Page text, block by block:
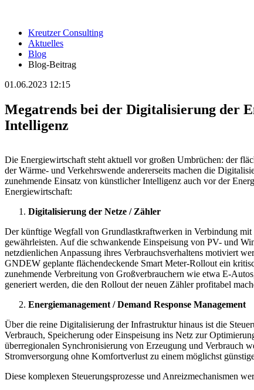
Kreutzer Consulting
Aktuelles
Blog
Blog-Beitrag
01.06.2023 12:15
Megatrends bei der Digitalisierung der
Intelligenz
Die Energiewirtschaft steht aktuell vor großen Umbrüchen: der
der Wärme- und Verkehrswende andererseits machen die
zunehmende Einsatz von künstlicher Intelligenz auch vor der
Energiewirtschaft:
Digitalisierung der Netze / Zähler
Der künftige Wegfall von Grundlastkraftwerken in Verbindung
gewährleisten. Auf die schwankende Einspeisung von PV- und
netzdienlichen Anpassung ihres Verbrauchsverhaltens motiviert
GNDEW geplante flächendeckende Smart Meter-Rollout ein
zunehmende Verbreitung von Großverbrauchern wie etwa E-
generiert werden, die den Rollout der neuen Zähler profitabel
Energiemanagement / Demand Response Management
Über die reine Digitalisierung der Infrastruktur hinaus ist die
Verbrauch, Speicherung oder Einspeisung ins Netz zur
überregionalen Synchronisierung von Erzeugung und Verbrauch
Stromversorgung ohne Komfortverlust zu einem möglichst
Diese komplexen Steuerungsprozesse und Anreizmechanismen